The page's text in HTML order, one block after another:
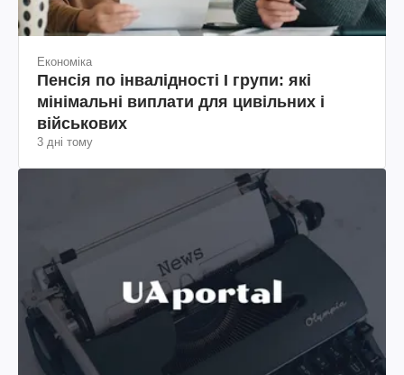
Економіка
Пенсія по інвалідності I групи: які
мінімальні виплати для цивільних і
військових
3 дні тому